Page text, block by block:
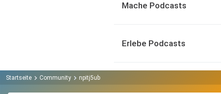
Mache Podcasts
Erlebe Podcasts
Startseite Community npitj5ub